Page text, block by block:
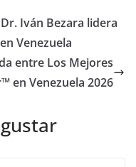
Iván Bezara lidera
Venezuela
entre Los Mejores
en Venezuela 2026